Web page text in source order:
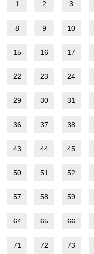
1 2 3
8 9 10
15 16 17
22 23 24
29 30 31
36 37 38
43 44 45
50 51 52
57 58 59
64 65 66
71 72 73